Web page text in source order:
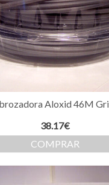
se
pueden
elegir
en
la
página
producto
Aloxid 46M
38.17€
COMPRAR